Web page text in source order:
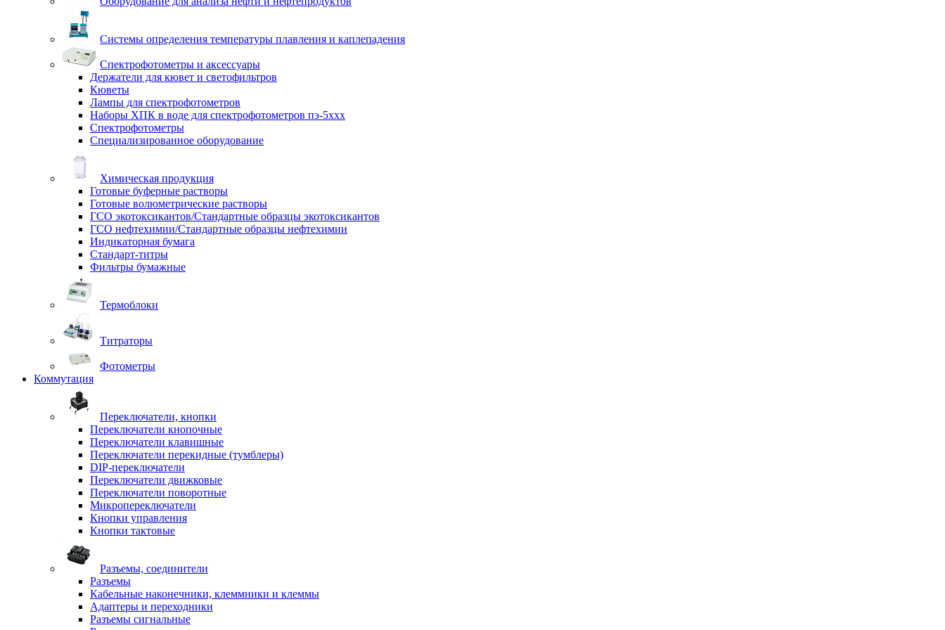
Системы определения температуры плавления и каплепадения
Спектрофотометры и аксессуары
Держатели для кювет и светофильтров
Кюветы
Лампы для спектрофотометров
Наборы ХПК в воде для спектрофотометров пэ-5ххх
Спектрофотометры
Специализированное оборудование
Химическая продукция
Готовые буферные растворы
Готовые волюметрические растворы
ГСО экотоксикантов/Стандартные образцы экотоксикантов
ГСО нефтехимии/Стандартные образцы нефтехимии
Индикаторная бумага
Стандарт-титры
Фильтры бумажные
Термоблоки
Титраторы
Фотометры
Коммутация
Переключатели, кнопки
Переключатели кнопочные
Переключатели клавишные
Переключатели перекидные (тумблеры)
DIP-переключатели
Переключатели движковые
Переключатели поворотные
Микропереключатели
Кнопки управления
Кнопки тактовые
Разъемы, соединители
Разъемы
Кабельные наконечники, клеммники и клеммы
Адаптеры и переходники
Разъемы сигнальные